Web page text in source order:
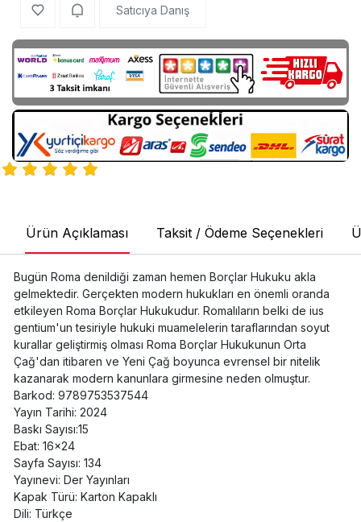
Satıcıya Danış
Ürün Açıklaması Taksit / Ödeme Seçenekleri
Bugün Roma denildiği zaman hemen Borçlar Hukuku akla
gelmektedir. Gerçekten modern hukukları en önemli oranda
etkileyen Roma Borçlar Hukukudur. Romalıların belki de ius
gentium'un tesiriyle hukuki muamelelerin taraflarından soyut
kurallar geliştirmiş olması Roma Borçlar Hukukunun Orta
Çağ'dan itibaren ve Yeni Çağ boyunca evrensel bir nitelik
kazanarak modern kanunlara girmesine neden olmuştur.
Barkod: 9789753537544
Yayın Tarihi: 2024
Baskı Sayısı:15
Ebat: 16x24
Sayfa Sayısı: 134
Yayınevi: Der Yayınları
Kapak Türü: Karton Kapaklı
Dili: Türkçe